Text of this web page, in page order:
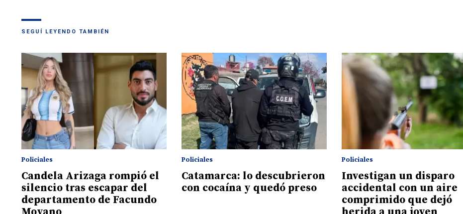
SEGUÍ LEYENDO TAMBIÉN
Policiales
Candela Arizaga rompió el
silencio tras escapar del
departamento de Facundo
Policiales
Catamarca: lo descubrieron
con cocaína y quedó preso
Policiales
Investigan un disparo
accidental con un aire
comprimido que dejó